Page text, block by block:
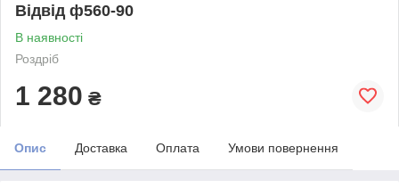
Відвід ф560-90
В наявності
Роздріб
1 280 ₴
Опис Доставка Оплата Умови повернення